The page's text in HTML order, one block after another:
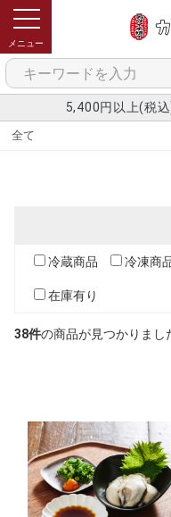
5,400円以上(税
全て
冷蔵商品 冷凍商
在庫有り
38件の商品が見つかりまし
メニュー